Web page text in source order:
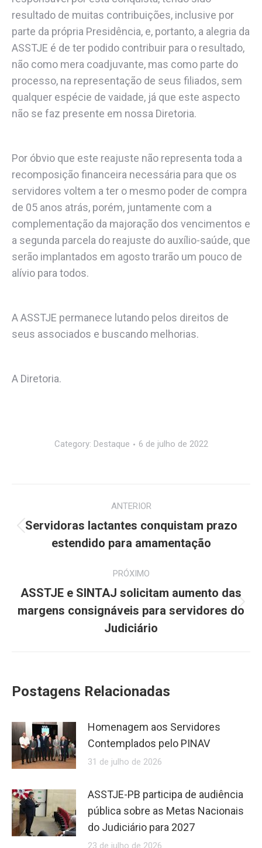
resultado de muitas contribuições, inclusive por
parte da própria Presidência, e, portanto, a alegria da
ASSTJE é de ter podido contribuir para o resultado,
não como mera coadjuvante, mas como parte do
processo, na representação de seus filiados, sem
qualquer espécie de vaidade, já que este aspecto
não se faz presente em nossa Diretoria.
Por óbvio que este reajuste não representa toda a
recomposição financeira necessária para que os
servidores voltem a ter o mesmo poder de compra
de 05 anos atrás, porém, juntamente com a
complementação da majoração dos vencimentos e
a segunda parcela do reajuste do auxílio-saúde, que
serão implantados em agosto trarão um pouco de
alívio para todos.
A ASSTJE permanece lutando pelos direitos de
seus associados e buscando melhorias.
A Diretoria.
Category: Destaque 6 de julho de 2022
de
post:
ANTERIOR
Post
anterior:
Servidoras lactantes conquistam prazo
estendido para amamentação
PRÓXIMO
Próximo
post:
ASSTJE e SINTAJ solicitam aumento das
margens consignáveis para servidores do
Judiciário
Postagens Relacionadas
Homenagem aos Servidores
Contemplados pelo PINAV
31 de julho de 2026
ASSTJE-PB participa de audiência
pública sobre as Metas Nacionais
do Judiciário para 2027
23 de julho de 2026